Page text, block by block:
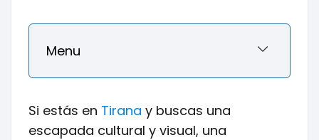
Menu
Si estás en Tirana y buscas una
escapada cultural y visual, una